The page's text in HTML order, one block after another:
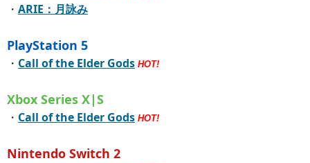
・ ARIE：月詠み
PlayStation 5
・ Call of the Elder Gods HOT!
Xbox Series X|S
・ Call of the Elder Gods HOT!
Nintendo Switch 2